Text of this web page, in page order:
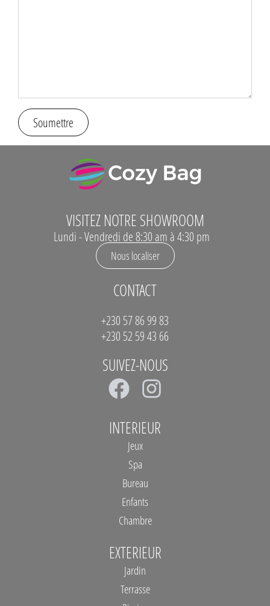
Soumettre
VISITEZ NOTRE SHOWROOM
Lundi - Vendredi de 8:30 am à 4:30 pm
Nous localiser
CONTACT
+230 57 86 99 83
+230 52 59 43 66
SUIVEZ-NOUS
F
a
c
o
o
k
I
n
s
r
a
m
INTERIEUR
Jeux
Spa
Bureau
Enfants
Chambre
EXTERIEUR
Jardin
Terrasse